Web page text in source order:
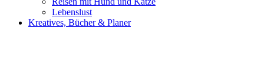
Lebenslust
Kreatives, Bücher & Planer